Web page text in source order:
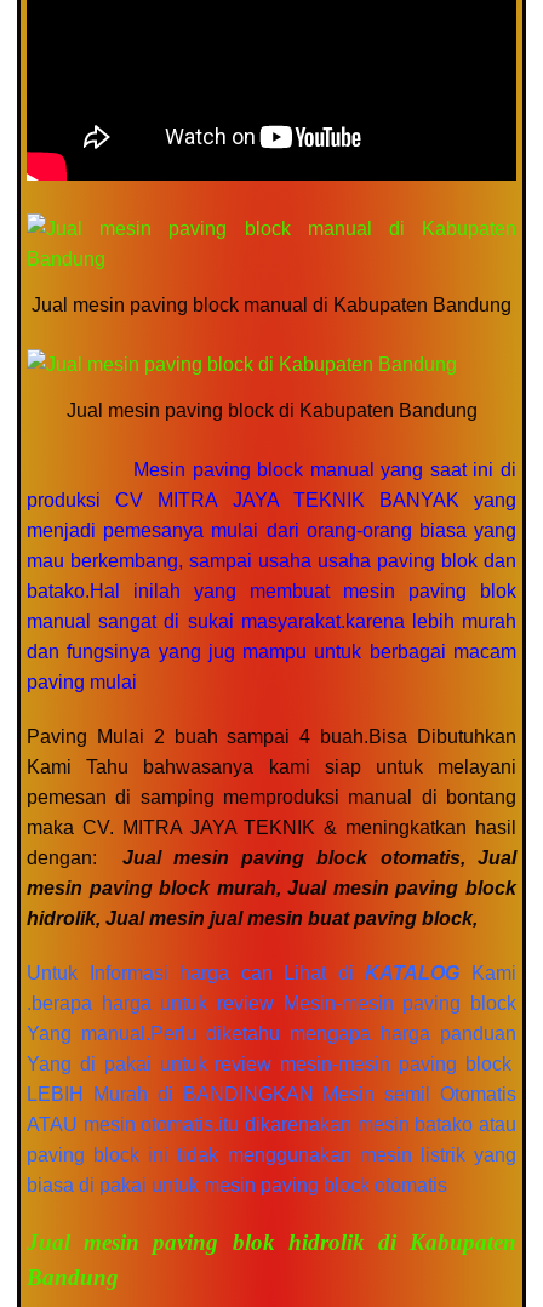
Jual mesin paving block manual di Kabupaten Bandung
Jual mesin paving block di Kabupaten Bandung
Mesin paving block manual yang saat ini di
produksi CV MITRA JAYA TEKNIK BANYAK yang
menjadi pemesanya mulai dari orang-orang biasa yang
mau berkembang, sampai usaha usaha paving blok dan
batako.Hal inilah yang membuat mesin paving blok
manual sangat di sukai masyarakat.karena lebih murah
dan fungsinya yang jug mampu untuk berbagai macam
paving mulai
Paving Mulai 2 buah sampai 4 buah.Bisa Dibutuhkan
Kami Tahu bahwasanya kami siap untuk melayani
pemesan di samping memproduksi manual di bontang
maka CV. MITRA JAYA TEKNIK & meningkatkan hasil
dengan:
Jual mesin paving block otomatis, Jual
mesin paving block murah, Jual mesin paving block
hidrolik, Jual mesin jual mesin buat paving block,
Untuk Informasi harga can Lihat diKATALOG
Kami
.berapa harga untuk review Mesin-mesin paving block
Yang manual.Perlu diketahu mengapa harga panduan
Yang di pakai untuk review mesin-mesin paving block
LEBIH Murah di BANDINGKAN Mesin semil Otomatis
ATAU mesin otomatis.itu dikarenakan mesin batako atau
paving block ini tidak menggunakan mesin listrik yang
biasa di pakai untuk mesin paving block otomatis
Jual mesin paving blok hidrolik di Kabupaten
Bandung